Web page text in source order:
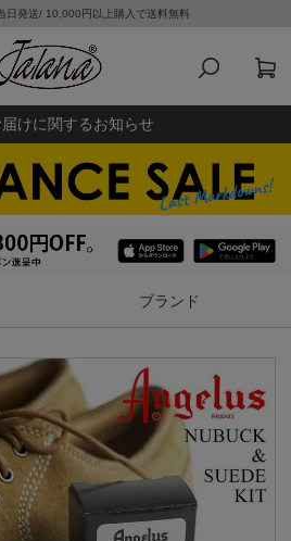
日発送/ 10,000円以上購入で送料無料
けに関するお知らせ
ブランド